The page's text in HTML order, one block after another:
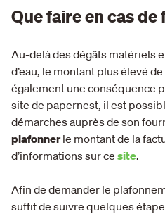
Que faire en cas de
Au-delà des dégâts matériels
d’eau, le montant plus élevé de
également une conséquence
site de papernest, il est
démarches auprès de son
plafonnerle montant de la
d’informations sur ce site.
Afin de demander le
suffit de suivre quelques